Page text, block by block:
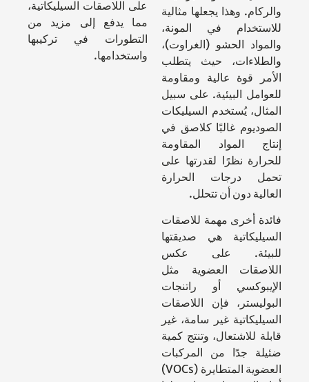
والركام. وهذا يجعلها مثالية
للاستخدام في المونة،
والمواد الحشو (الغراوت)،
والطلاءات، حيث يتطلب
الأمر قوة عالية ومقاومة
للعوامل البيئية. على سبيل
المثال، يُستخدم السيليكات
الصوديوم غالبًا كلاصق في
إنتاج المواد المقاومة
للحرارة نظرًا لقدرتها على
تحمل درجات الحرارة
العالية دون أن تتحلل.
فائدة أخرى مهمة للاصقات
السيليكاتية هي صديقتها
للبيئة. على عكس
اللاصقات العضوية مثل
الإيبوكسي أو راتنجات
البوليستر، فإن اللاصقات
السيليكاتية غير سامة، غير
قابلة للاشتعال، وتنتج كمية
ضئيلة جدًا من المركبات
العضوية المتطايرة (VOCs)
على اللاصقات السيليكاتية،
مما يدفع إلى مزيد من
التطورات في تركيبها
واستخدامها.